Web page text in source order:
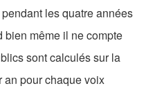
les quatre années
même il ne compte
sont calculés sur la
pour chaque voix